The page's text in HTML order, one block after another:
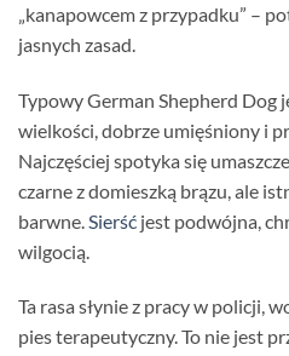
„kanapowcem z przypadku” –
jasnych zasad.
Typowy German Shepherd Dog
wielkości, dobrze umięśniony i
Najczęściej spotyka się
czarne z domieszką brązu, ale
barwne. Sierść jest podwójna,
wilgocią.
Ta rasa słynie z pracy w policji,
pies terapeutyczny. To nie jest